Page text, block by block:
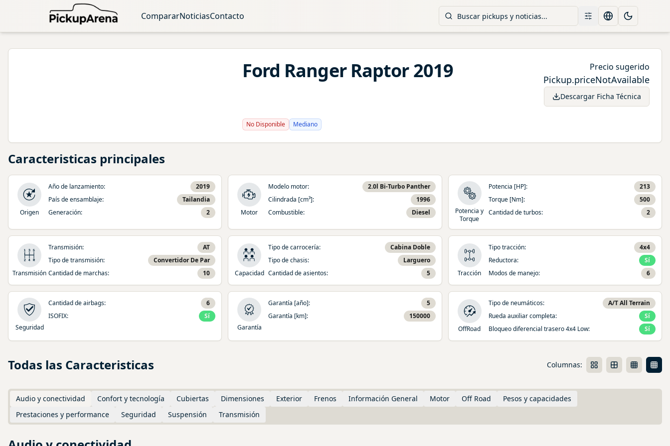
CompararNoticiasContacto FiltrosChange language
Toggle
Ford Ranger Raptor2019 Precio sugerido
Pickup.priceNotAvailable
Descargar Ficha Técnica
No Disponible Mediano
Caracteristicas principales
Origen
Año de lanzamiento:
2019
País de ensamblaje:
Tailandia
Generación: 2 Motor
Modelo motor:
2.0l Bi-Turbo Panther
Cilindrada [cm³]:
1996
Combustible: Diesel
Potencia y
Torque
Potencia [HP]:
213
Torque [Nm]:
500
Cantidad de turbos: 2
Transmisión
Transmisión:
AT
Tipo de transmisión:
Convertidor De Par
Cantidad de marchas: 10 Capacidad
Tipo de carrocería:
Cabina Doble
Tipo de chasis:
Larguero
Cantidad de asientos: 5 Tracción
Tipo tracción:
4x4
Reductora:
Sí
Modos de manejo: 6
Seguridad
Cantidad de airbags:
6
ISOFIX:
Sí
Garantía
Garantía [año]:
5
Garantía [km]:
150000
OffRoad
Tipo de neumáticos:
A/T All Terrain
Rueda auxiliar completa:
Sí
Bloqueo diferencial trasero 4x4 Low: Sí
Todas las Caracteristicas Columnas:
Audio y conectividad Confort y tecnología Cubiertas Dimensiones Exterior Frenos Información General Motor Off Road
Pesos y capacidades
Prestaciones y performance
Seguridad Suspensión Transmisión